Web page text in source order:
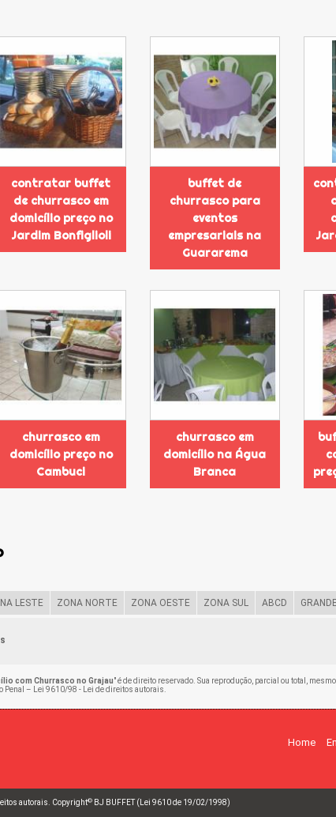
contratar buffet
de churrasco em
domicílio preço no
Jardim Bonfiglioli
buffet de
churrasco para
eventos
empresariais na
Guararema
churrasco em
domicílio preço no
Cambuci
churrasco em
domicílio na Água
Branca
LESTE ZONA NORTE ZONA OESTE ZONA SUL ABCD
com Churrasco no Grajau" é de direito reservado. Sua reprodução, parcial ou total,
Penal –
Lei 9610/98 - Lei de direitos autorais
Home
autorais. Copyright© BJ BUFFET (Lei 9610 de 19/02/1998)